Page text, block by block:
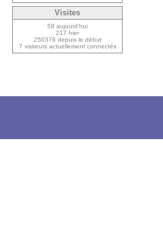
Visites
58 aujourd’hui
217 hier
250376 depuis le début
7 visiteurs actuellement connectés